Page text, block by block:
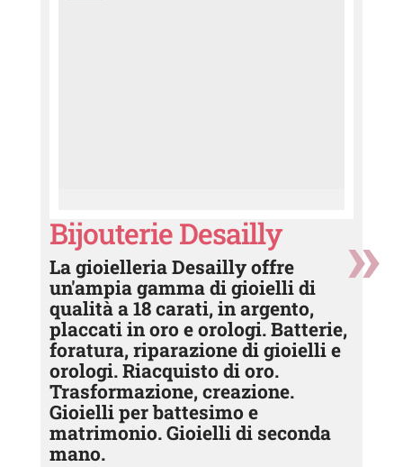
Bijouterie Desailly
La gioielleria Desailly offre
un'ampia gamma di gioielli di
qualità a 18 carati, in argento,
placcati in oro e orologi. Batterie,
foratura, riparazione di gioielli e
orologi. Riacquisto di oro.
Trasformazione, creazione.
Gioielli per battesimo e
matrimonio. Gioielli di seconda
mano.